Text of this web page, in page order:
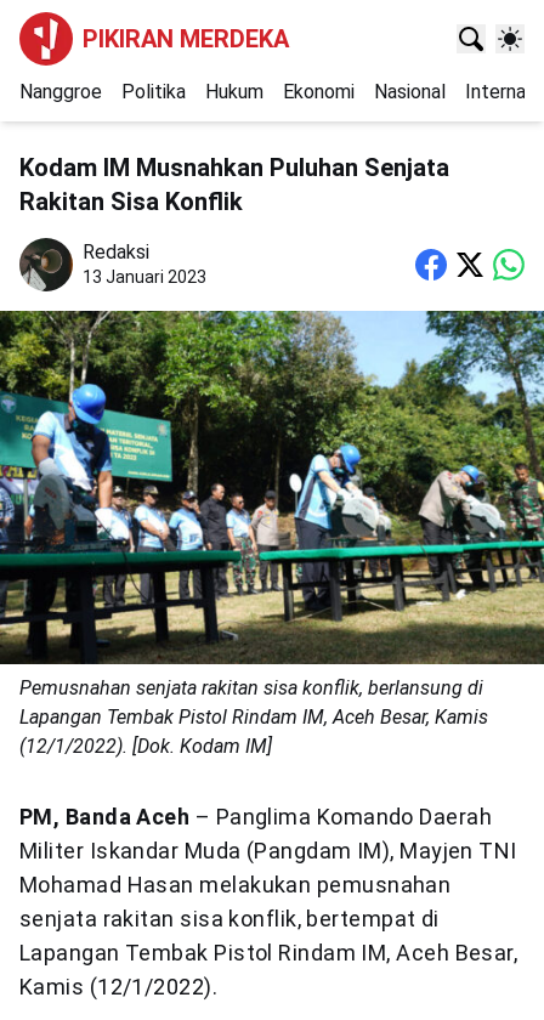
PIKIRAN MERDEKA
Nanggroe Politika Hukum Ekonomi Nasional
Kodam IM Musnahkan Puluhan Senjata
Rakitan Sisa Konflik
Redaksi
13 Januari 2023
Pemusnahan senjata rakitan sisa konflik, berlansung di
Lapangan Tembak Pistol Rindam IM, Aceh Besar, Kamis
(12/1/2022). [Dok. Kodam IM]
PM, Banda Aceh – Panglima Komando Daerah
Militer Iskandar Muda (Pangdam IM), Mayjen TNI
Mohamad Hasan melakukan pemusnahan
senjata rakitan sisa konflik, bertempat di
Lapangan Tembak Pistol Rindam IM, Aceh Besar,
Kamis (12/1/2022).